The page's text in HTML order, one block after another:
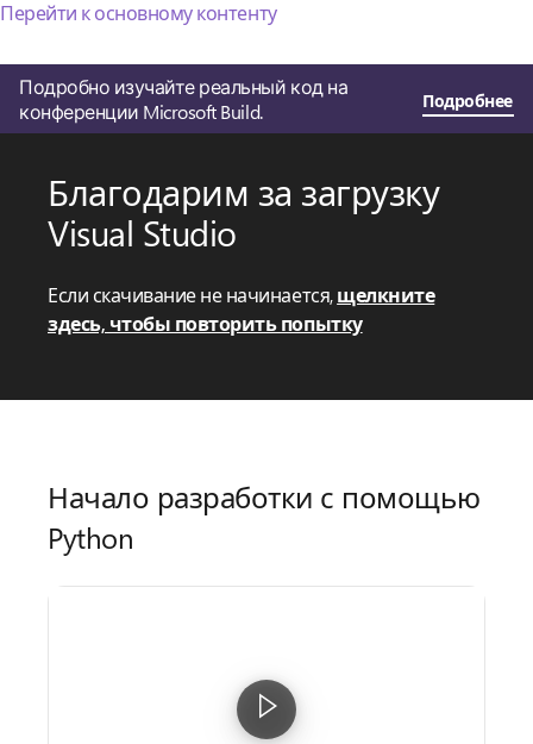
Перейти к основному контенту
Подробно изучайте реальный код на
конференции Microsoft Build.
Подробнее
Благодарим за загрузку
Visual Studio
Если скачивание не начинается,щелкните
здесь, чтобы повторить попытку
Начало разработки с помощью
Python